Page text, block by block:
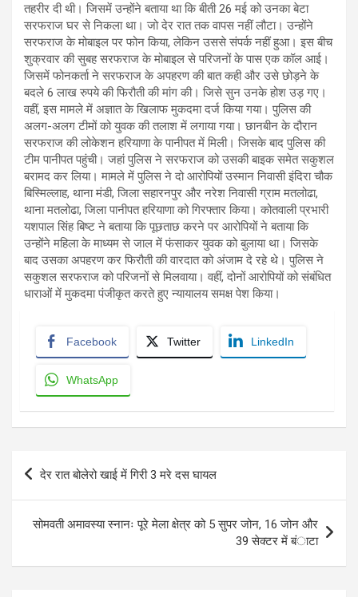
तहरीर दी थी। जिसमें उन्होंने बताया था कि बीती 26 मई को उनका बेटा
सरफराज घर से निकला था। जो देर रात तक वापस नहीं लौटा। उन्होंने
सरफराज के मोबाइल पर फोन किया, लेकिन उससे संपर्क नहीं हुआ। इस बीच
शुक्रवार की सुबह सरफराज के मोबाइल से परिजनों के पास एक कॉल आई।
जिसमें फोनकर्ता ने सरफराज के अपहरण की बात कही और उसे छोड़ने के
बदले 6 लाख रुपये की फिरौती की मांग की। जिसे सुन उनके होश उड़ गए।
वहीं, इस मामले में अज्ञात के खिलाफ मुकदमा दर्ज किया गया। पुलिस की
अलग-अलग टीमों को युवक की तलाश में लगाया गया। छानबीन के दौरान
सरफराज की लोकेशन हरियाणा के पानीपत में मिली। जिसके बाद पुलिस की
टीम पानीपत पहुंची। जहां पुलिस ने सरफराज को उसकी बाइक समेत सकुशल
बरामद कर लिया। मामले में पुलिस ने दो आरोपियों उस्मान निवासी इंदिरा चौक
बिस्मिल्लाह, थाना मंडी, जिला सहारनपुर और नरेश निवासी ग्राम मतलोढा,
थाना मतलोढा, जिला पानीपत हरियाणा को गिरफ्तार किया। कोतवाली प्रभारी
यशपाल सिंह बिष्ट ने बताया कि पूछताछ करने पर आरोपियों ने बताया कि
उन्होंने महिला के माध्यम से जाल में फंसाकर युवक को बुलाया था। जिसके
बाद उसका अपहरण कर फिरौती की वारदात को अंजाम दे रहे थे। पुलिस ने
सकुशल सरफराज को परिजनों से मिलवाया। वहीं, दोनों आरोपियों को संबंधित
धाराओं में मुकदमा पंजीकृत करते हुए न्यायालय समक्ष पेश किया।
Facebook Twitter LinkedIn
WhatsApp
Post
देर रात बोलेरो खाई में गिरी 3 मरे दस घायल
सोमवती अमावस्या स्नानः पूरे मेला क्षेत्र को 5 सुपर जोन, 16 जोन और
39 सेक्टर में बंाटा